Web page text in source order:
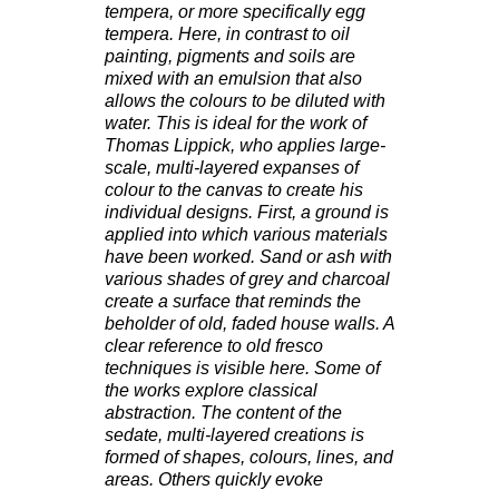
tempera, or more specifically egg
tempera. Here, in contrast to oil
painting, pigments and soils are
mixed with an emulsion that also
allows the colours to be diluted with
water. This is ideal for the work of
Thomas Lippick, who applies large-
scale, multi-layered expanses of
colour to the canvas to create his
individual designs. First, a ground is
applied into which various materials
have been worked. Sand or ash with
various shades of grey and charcoal
create a surface that reminds the
beholder of old, faded house walls. A
clear reference to old fresco
techniques is visible here. Some of
the works explore classical
abstraction. The content of the
sedate, multi-layered creations is
formed of shapes, colours, lines, and
areas. Others quickly evoke